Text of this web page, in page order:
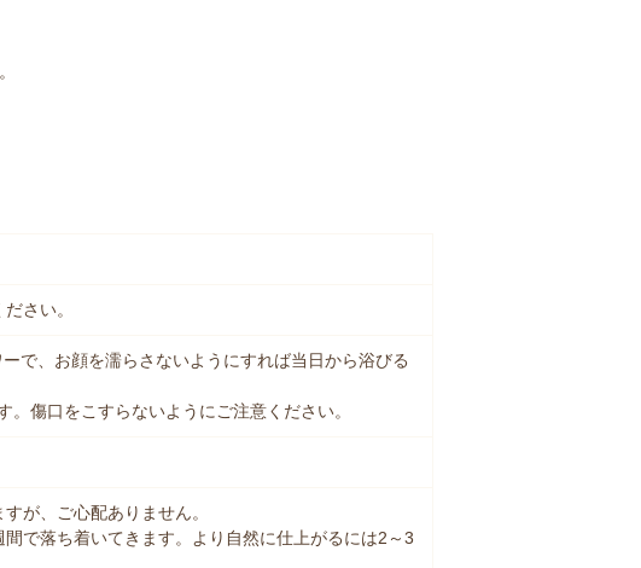
さい。
で、お顔を濡らさないようにすれば当日から浴びる
。傷口をこすらないようにご注意ください。
が、ご心配ありません。
で落ち着いてきます。より自然に仕上がるには2～3